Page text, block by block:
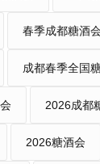
限公司
食品有限公司
限公司
贸有限公司
春季成都糖酒
成都春季全国
2026成都
2026糖酒会